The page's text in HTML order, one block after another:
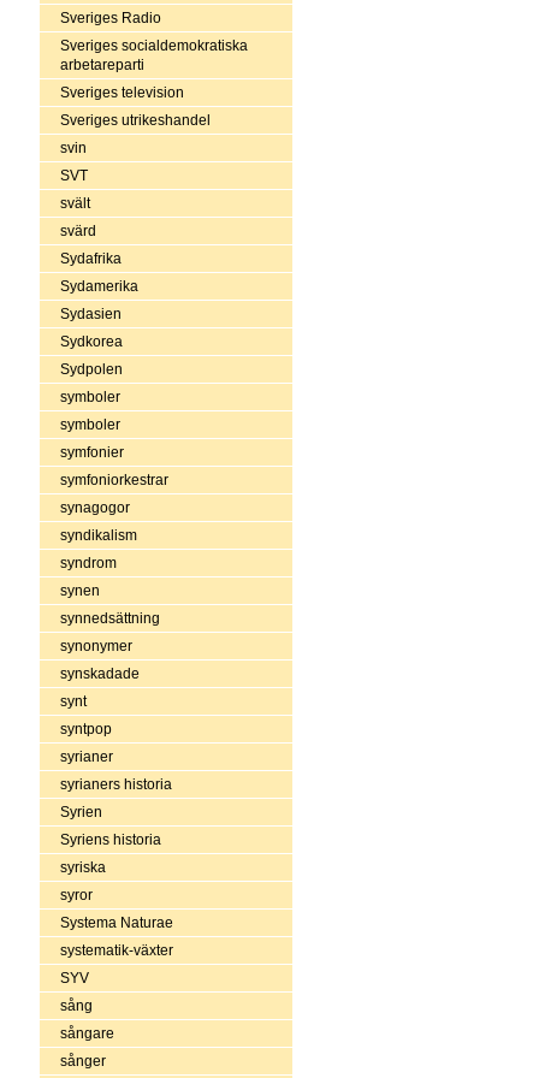
Sveriges Radio
Sveriges socialdemokratiska
arbetareparti
Sveriges television
Sveriges utrikeshandel
svin
SVT
svält
svärd
Sydafrika
Sydamerika
Sydasien
Sydkorea
Sydpolen
symboler
symboler
symfonier
symfoniorkestrar
synagogor
syndikalism
syndrom
synen
synnedsättning
synonymer
synskadade
synt
syntpop
syrianer
syrianers historia
Syrien
Syriens historia
syriska
syror
Systema Naturae
systematik-växter
SYV
sång
sångare
sånger